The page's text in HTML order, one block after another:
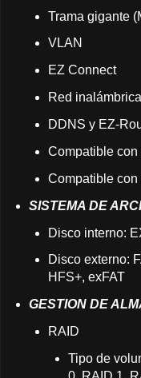
Trama gigante
VLAN
EZ Connect
Red inalámbrica
DDNS y EZ-
Compatible con
Compatible con
SISTEMA DE
Disco interno:
Disco externo:
HFS+, exFAT
GESTION DE
RAID
Tipo de